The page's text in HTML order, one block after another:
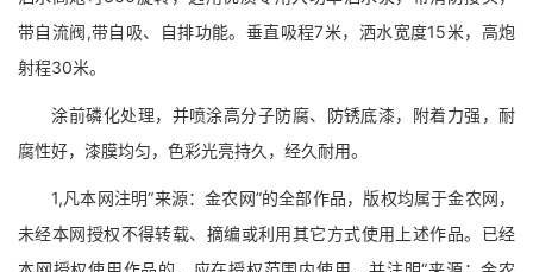
带自流阀,带自吸、自排功能。垂直吸程7米，洒水宽度15米，高炮
射程30米。
涂前磷化处理，并喷涂高分子防腐、防锈底漆，附着力强，耐
腐性好，漆膜均匀，色彩光亮持久，经久耐用。
1,凡本网注明“来源：金农网”的全部作品，版权均属于金农网，
未经本网授权不得转载、摘编或利用其它方式使用上述作品。已经